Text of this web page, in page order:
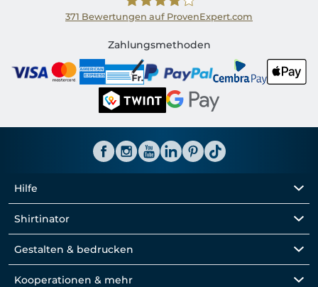
Shirtinator CH
371 Bewertungen auf ProvenExpert.com
Zahlungsmethoden
Hilfe
Shirtinator
Gestalten & bedrucken
Kooperationen & mehr